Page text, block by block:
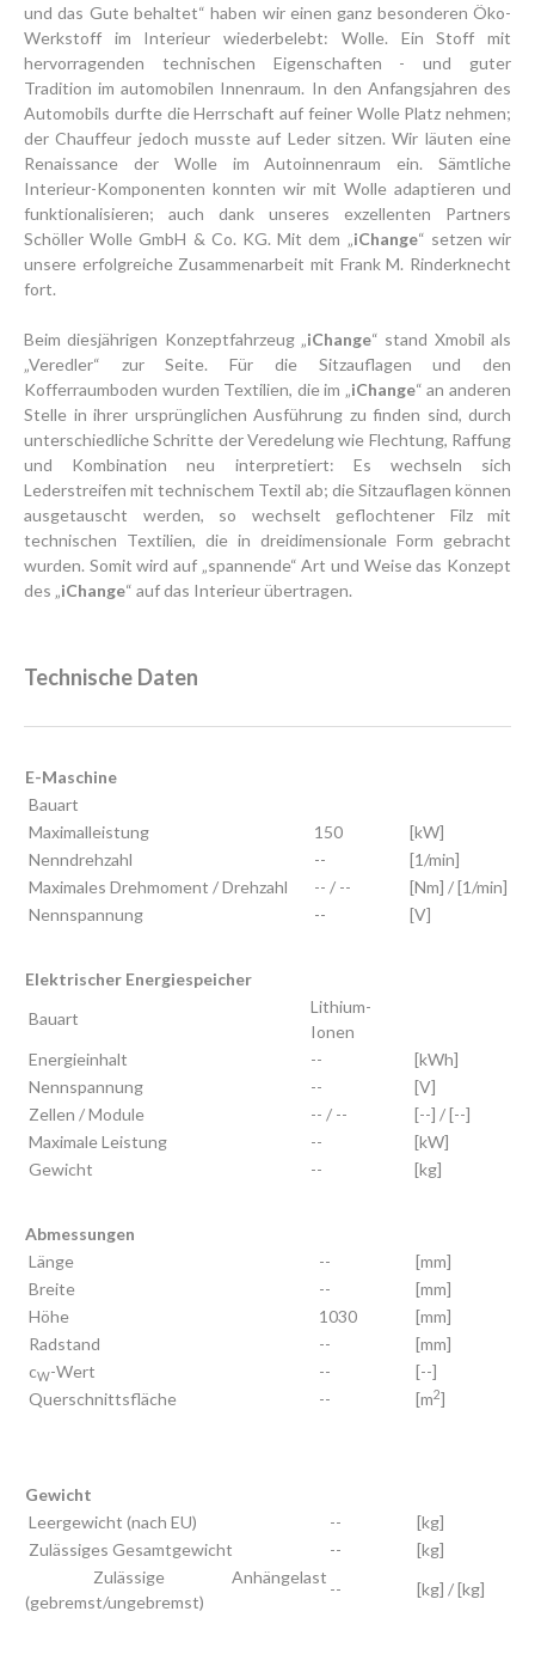
und das Gute behaltet“ haben wir einen ganz besonderen Öko-
Werkstoff im Interieur wiederbelebt: Wolle. Ein Stoff mit
hervorragenden technischen Eigenschaften - und guter
Tradition im automobilen Innenraum. In den Anfangsjahren des
Automobils durfte die Herrschaft auf feiner Wolle Platz nehmen;
der Chauffeur jedoch musste auf Leder sitzen. Wir läuten eine
Renaissance der Wolle im Autoinnenraum ein. Sämtliche
Interieur-Komponenten konnten wir mit Wolle adaptieren und
funktionalisieren; auch dank unseres exzellenten Partners
Schöller Wolle GmbH & Co. KG. Mit dem „iChange“ setzen wir
unsere erfolgreiche Zusammenarbeit mit Frank M. Rinderknecht
fort.
Beim diesjährigen Konzeptfahrzeug „iChange“ stand Xmobil als
„Veredler“ zur Seite. Für die Sitzauflagen und den
Kofferraumboden wurden Textilien, die im „iChange“ an anderen
Stelle in ihrer ursprünglichen Ausführung zu finden sind, durch
unterschiedliche Schritte der Veredelung wie Flechtung, Raffung
und Kombination neu interpretiert: Es wechseln sich
Lederstreifen mit technischem Textil ab; die Sitzauflagen können
ausgetauscht werden, so wechselt geflochtener Filz mit
technischen Textilien, die in dreidimensionale Form gebracht
wurden. Somit wird auf „spannende“ Art und Weise das Konzept
des „iChange“ auf das Interieur übertragen.
Technische Daten
E-Maschine
Bauart
Maximalleistung
150
[kW]
Nenndrehzahl
--
[1/min]
Maximales Drehmoment / Drehzahl
-- / --
[Nm] / [1/min]
Nennspannung
-- [V]
Elektrischer Energiespeicher
Bauart
Lithium-
Ionen
Energieinhalt
--
[kWh]
Nennspannung
--
[V]
Zellen / Module
-- / --
[--] / [--]
Maximale Leistung
--
[kW]
Gewicht
-- [kg]
Abmessungen
Länge
--
[mm]
Breite
--
[mm]
Höhe
1030
[mm]
Radstand
--
[mm]
cW-Wert --
[--]
Querschnittsfläche
-- [m2]
Gewicht
Leergewicht (nach EU)
--
[kg]
Zulässiges Gesamtgewicht
--
[kg]
Zulässige Anhängelast
(gebremst/ungebremst)
-- [kg] / [kg]